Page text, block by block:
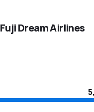
Fuji Dream Airlines